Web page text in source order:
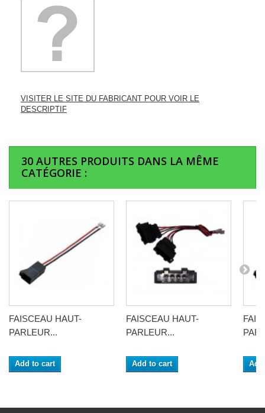
VISITER LE SITE DU FABRICANT POUR VOIR LE
DESCRIPTIF
30 AUTRES PRODUITS DANS LA MÊME
CATÉGORIE :
FAISCEAU HAUT-
PARLEUR...
Add to cart
FAISCEAU HAUT-
PARLEUR...
Add to cart